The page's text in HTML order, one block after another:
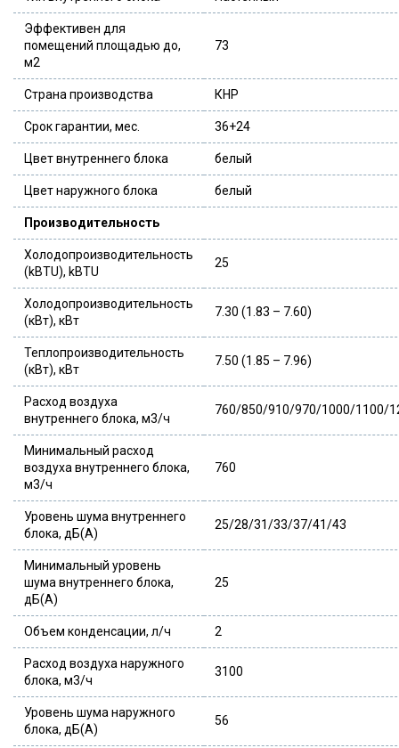
Эффективен для
помещений площадью до,
м2
73
Страна производства КНР
Срок гарантии, мес. 36+24
Цвет внутреннего блока белый
Цвет наружного блока белый
Производительность
Холодопроизводительность
(kBTU), kBTU
25
Холодопроизводительность
(кВт), кВт
7.30 (1.83 – 7.60)
Теплопроизводительность
(кВт), кВт
7.50 (1.85 – 7.96)
Расход воздуха
внутреннего блока, м3/ч
760/850/910/970/1000/1100/
Минимальный расход
воздуха внутреннего блока,
м3/ч
760
Уровень шума внутреннего
блока, дБ(А)
25/28/31/33/37/41/43
Минимальный уровень
шума внутреннего блока,
дБ(А)
25
Объем конденсации, л/ч 2
Расход воздуха наружного
блока, м3/ч
3100
Уровень шума наружного
блока, дБ(А)
56